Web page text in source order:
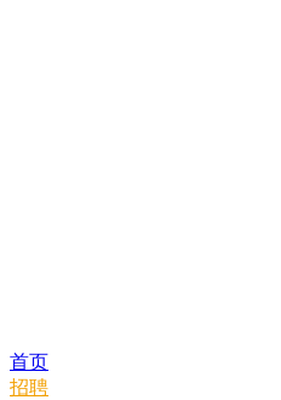
首页
招聘